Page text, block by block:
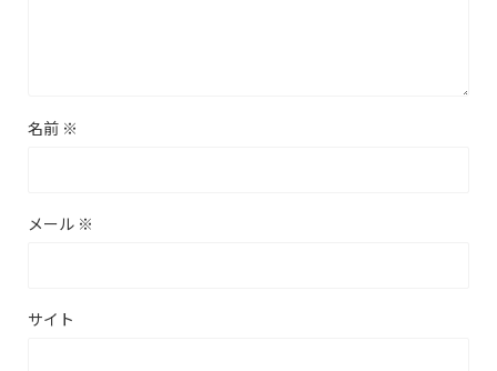
名前 ※
メール ※
サイト